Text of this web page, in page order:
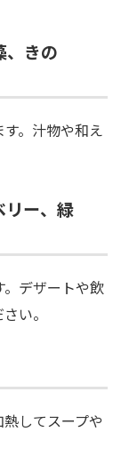
、きの
。汁物や和え
リー、緑
デザートや飲
い。
してスープや